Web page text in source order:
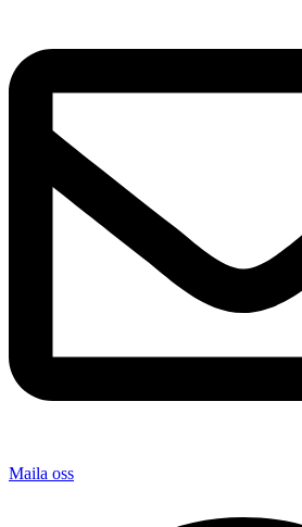
Maila oss